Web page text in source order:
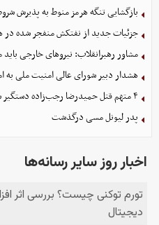
بازگشایی تنگه هرمز منوط به پذیرش
جزئیات جدید از نفتکش منفجر شده در
مشاور رهبرانقلاب: نیروهای خارجی
هشدار دبیر شورای عالی امنیت ملی به
۴ متهم قتل حمیدرضا رجب‌زاده دستگیر شدند
پدر لیونل مسی درگذشت